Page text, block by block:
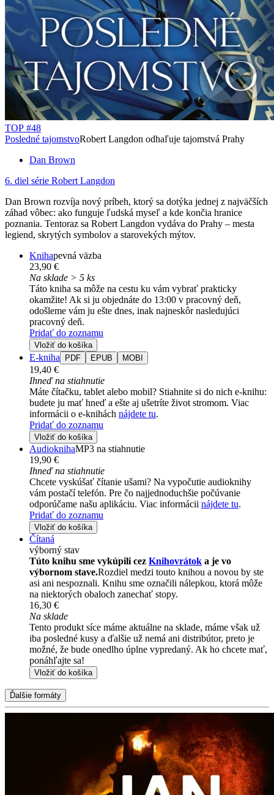
TOP #48
Posledné tajomstvoRobert Langdon odhaľuje tajomstvá Prahy
Dan Brown
6. diel série Robert Langdon
Dan Brown rozvíja nový príbeh, ktorý sa dotýka jednej z najväčších
záhad vôbec: ako funguje ľudská myseľ a kde končia hranice
poznania. Tentoraz sa Robert Langdon vydáva do Prahy – mesta
legiend, skrytých symbolov a starovekých mýtov.
Knihapevná väzba
23,90 €
Na sklade > 5 ks
Táto kniha sa môže na cestu ku vám vybrať prakticky
okamžite! Ak si ju objednáte do 13:00 v pracovný deň,
odošleme vám ju ešte dnes, inak najneskôr nasledujúci
pracovný deň.
Pridať do zoznamu
Vložiť do košíka
E-kniha PDF EPUB MOBI
19,40 €
Ihneď na stiahnutie
Máte čítačku, tablet alebo mobil? Stiahnite si do nich e-knihu:
budete ju mať hneď a ešte aj ušetríte život stromom. Viac
informácii o e-knihách nájdete tu.
Pridať do zoznamu
Vložiť do košíka
AudioknihaMP3 na stiahnutie
19,90 €
Ihneď na stiahnutie
Chcete vyskúšať čítanie ušami? Na vypočutie audioknihy
vám postačí telefón. Pre čo najjednoduchšie počúvanie
odporúčame našu aplikáciu. Viac informácii nájdete tu.
Pridať do zoznamu
Vložiť do košíka
Čítaná
výborný stav
Túto knihu sme vykúpili cez Knihovrátok a je vo
výbornom stave.Rozdiel medzi touto knihou a novou by ste
asi ani nespoznali. Knihu sme označili nálepkou, ktorá môže
na niektorých obaloch zanechať stopy.
16,30 €
Na sklade
Tento produkt síce máme aktuálne na sklade, máme však už
iba posledné kusy a ďalšie už nemá ani distribútor, preto je
možné, že bude onedlho úplne vypredaný. Ak ho chcete mať,
ponáhľajte sa!
Vložiť do košíka
Ďalšie formáty